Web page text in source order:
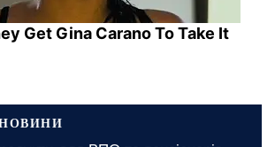
Get Gina Carano To Take It